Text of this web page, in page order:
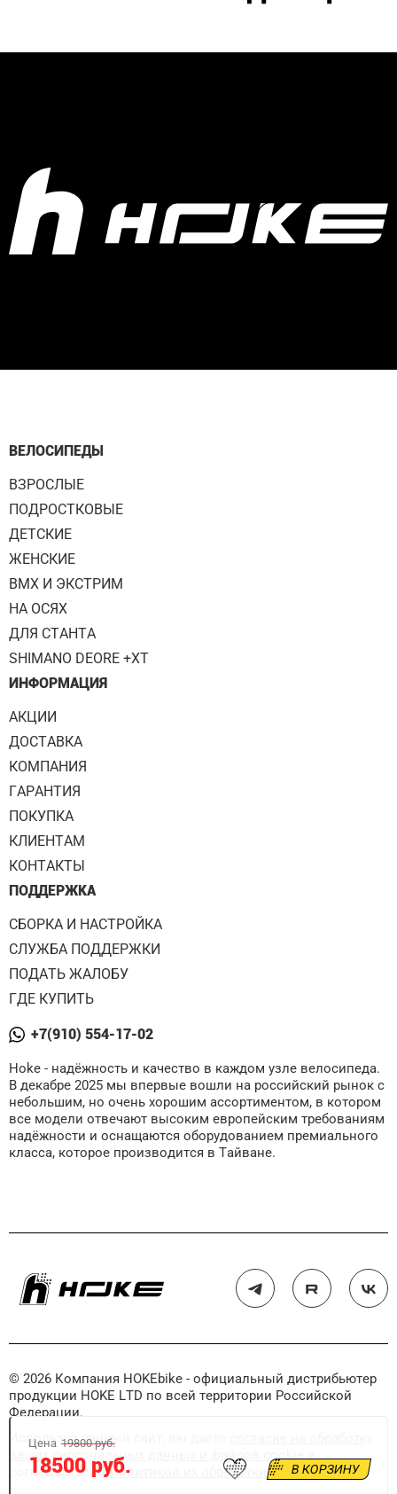
Цена 19800 руб.
18500 руб. В КОРЗИНУ
ВЕЛОСИПЕДЫ
ВЗРОСЛЫЕ
ПОДРОСТКОВЫЕ
ДЕТСКИЕ
ЖЕНСКИЕ
BMX И ЭКСТРИМ
НА ОСЯХ
ДЛЯ СТАНТА
SHIMANO DEORE +XT
ИНФОРМАЦИЯ
АКЦИИ
ДОСТАВКА
КОМПАНИЯ
ГАРАНТИЯ
ПОКУПКА
КЛИЕНТАМ
КОНТАКТЫ
ПОДДЕРЖКА
СБОРКА И НАСТРОЙКА
СЛУЖБА ПОДДЕРЖКИ
ПОДАТЬ ЖАЛОБУ
ГДЕ КУПИТЬ
+7(910) 554-17-02
Hoke - надёжность и качество в каждом узле велосипеда.
В декабре 2025 мы впервые вошли на российский рынок с
небольшим, но очень хорошим ассортиментом, в котором
все модели отвечают высоким европейским требованиям
надёжности и оснащаются оборудованием премиального
класса, которое производится в Тайване.
© 2026 Компания HOKEbike - официальный дистрибьютер
продукции HOKE LTD по всей территории Российской
Федерации.
Используя данный сайт, вы даёте
ваших персональных данных и файлов cookieи
соглашаетесь сполитикой их обработки